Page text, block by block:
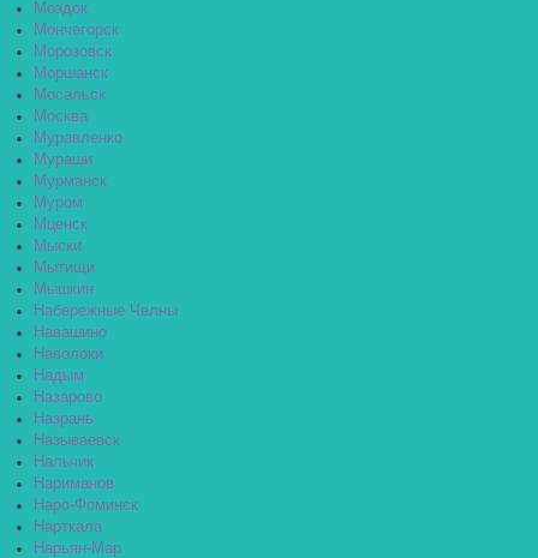
Моздок
Мончегорск
Морозовск
Моршанск
Мосальск
Москва
Муравленко
Мураши
Мурманск
Муром
Мценск
Мыски
Мытищи
Мышкин
Набережные Челны
Навашино
Наволоки
Надым
Назарово
Назрань
Называевск
Нальчик
Нариманов
Наро-Фоминск
Нарткала
Нарьян-Мар